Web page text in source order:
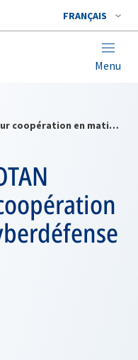
FRANÇAIS
Menu
La Bulgarie et l'OTAN renforcent leur coopération en matière de cyberdéfense